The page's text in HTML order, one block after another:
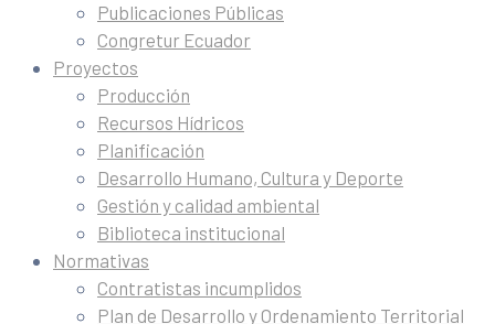
Publicaciones Públicas
Congretur Ecuador
Proyectos
Producción
Recursos Hídricos
Planificación
Desarrollo Humano, Cultura y Deporte
Gestión y calidad ambiental
Biblioteca institucional
Normativas
Contratistas incumplidos
Plan de Desarrollo y Ordenamiento Territorial